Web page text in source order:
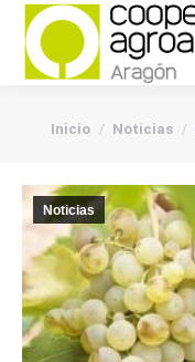
You are here:
Inicio Noticias
Noticias